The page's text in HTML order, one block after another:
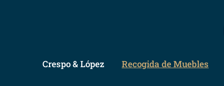
Crespo & López Recogida de Muebles